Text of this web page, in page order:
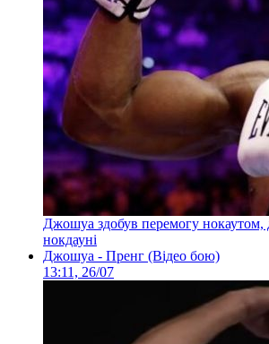
Джошуа здобув перемогу нокаутом,
нокдауні
Джошуа - Пренг (Відео бою)
13:11, 26/07